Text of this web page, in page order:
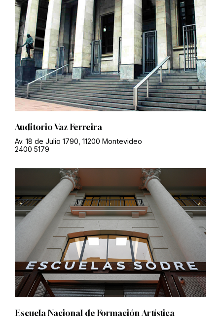
Auditorio Vaz Ferreira
Av. 18 de Julio 1790, 11200 Montevideo
2400 5179
Escuela Nacional de Formación Artística